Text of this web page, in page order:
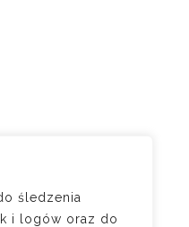
śledzenia
i logów oraz do